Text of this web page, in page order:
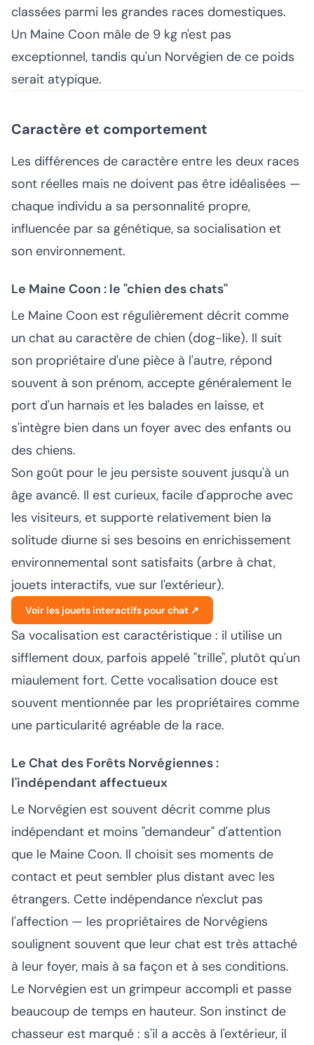
classées parmi les grandes races domestiques.
Un Maine Coon mâle de 9 kg n'est pas
exceptionnel, tandis qu'un Norvégien de ce poids
serait atypique.
Caractère et comportement
Les différences de caractère entre les deux races
sont réelles mais ne doivent pas être idéalisées —
chaque individu a sa personnalité propre,
influencée par sa génétique, sa socialisation et
son environnement.
Le Maine Coon : le "chien des chats"
Le Maine Coon est régulièrement décrit comme
un chat au caractère de chien (dog-like). Il suit
son propriétaire d'une pièce à l'autre, répond
souvent à son prénom, accepte généralement le
port d'un harnais et les balades en laisse, et
s'intègre bien dans un foyer avec des enfants ou
des chiens.
Son goût pour le jeu persiste souvent jusqu'à un
âge avancé. Il est curieux, facile d'approche avec
les visiteurs, et supporte relativement bien la
solitude diurne si ses besoins en enrichissement
environnemental sont satisfaits (arbre à chat,
jouets interactifs, vue sur l'extérieur).
Voir les jouets interactifs pour chat ↗
Sa vocalisation est caractéristique : il utilise un
sifflement doux, parfois appelé "trille", plutôt qu'un
miaulement fort. Cette vocalisation douce est
souvent mentionnée par les propriétaires comme
une particularité agréable de la race.
Le Chat des Forêts Norvégiennes :
l'indépendant affectueux
Le Norvégien est souvent décrit comme plus
indépendant et moins "demandeur" d'attention
que le Maine Coon. Il choisit ses moments de
contact et peut sembler plus distant avec les
étrangers. Cette indépendance n'exclut pas
l'affection — les propriétaires de Norvégiens
soulignent souvent que leur chat est très attaché
à leur foyer, mais à sa façon et à ses conditions.
Le Norvégien est un grimpeur accompli et passe
beaucoup de temps en hauteur. Son instinct de
chasseur est marqué : s'il a accès à l'extérieur, il